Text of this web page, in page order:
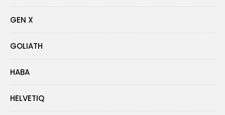
GEN X
GOLIATH
HABA
HELVETIQ